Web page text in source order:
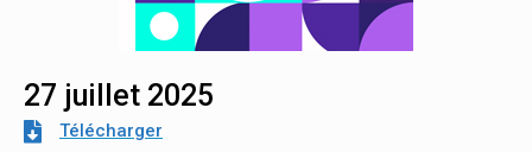
27 juillet 2025
Télécharger